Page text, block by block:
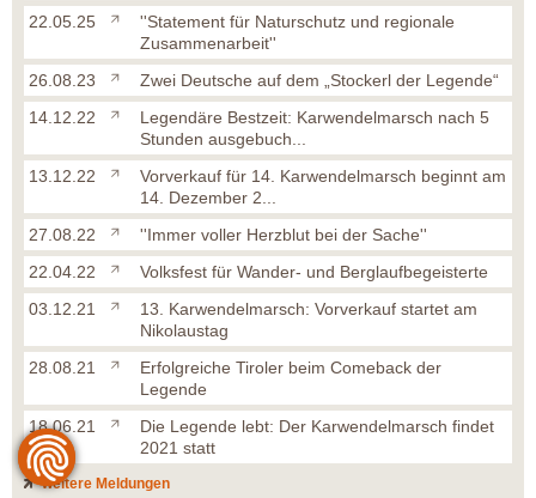
22.05.25
''Statement für Naturschutz und regionale
Zusammenarbeit''
26.08.23
Zwei Deutsche auf dem „Stockerl der Legende“
14.12.22
Legendäre Bestzeit: Karwendelmarsch nach 5
Stunden ausgebuch...
13.12.22
Vorverkauf für 14. Karwendelmarsch beginnt am
14. Dezember 2...
27.08.22
''Immer voller Herzblut bei der Sache''
22.04.22
Volksfest für Wander- und Berglaufbegeisterte
03.12.21
13. Karwendelmarsch: Vorverkauf startet am
Nikolaustag
28.08.21
Erfolgreiche Tiroler beim Comeback der
Legende
18.06.21
Die Legende lebt: Der Karwendelmarsch findet
2021 statt
weitere Meldungen